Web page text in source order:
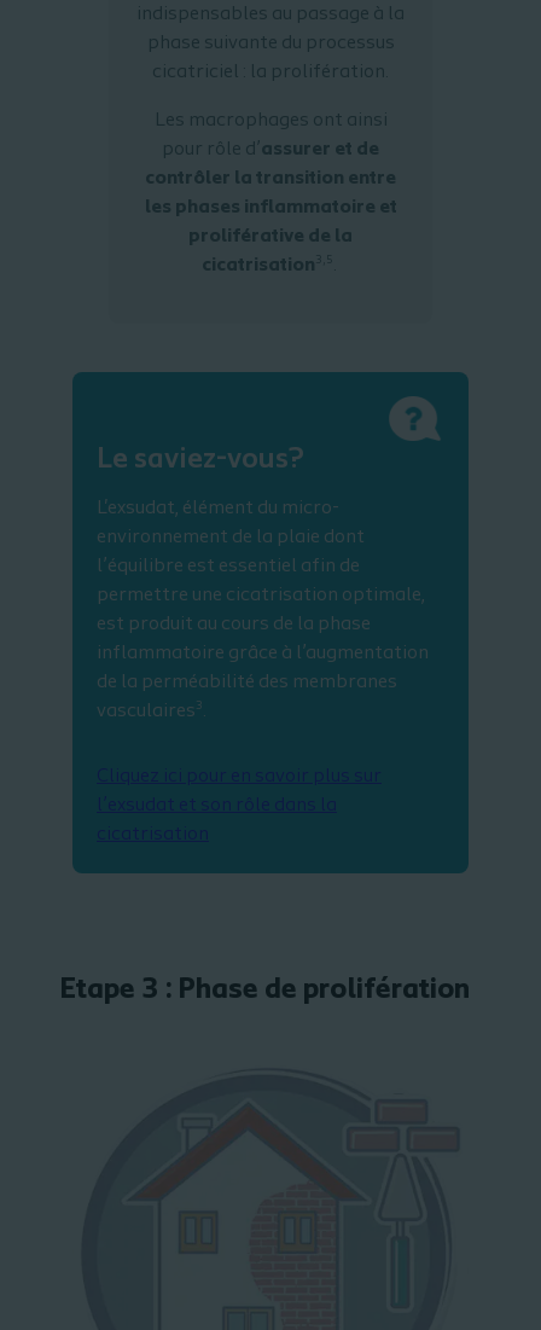
indispensables au passage à la
phase suivante du processus
cicatriciel : la prolifération.
Les macrophages ont ainsi
pour rôle d’ assurer et de
contrôler la transition entre
les phases inflammatoire et
proliférative de la
cicatrisation 3,5
Le saviez-vous?
L'exsudat, élément du micro-
environnement de la plaie dont
l’équilibre est essentiel afin de
permettre une cicatrisation optimale,
est produit au cours de la phase
inflammatoire grâce à l’augmentation
de la perméabilité des membranes
vasculaires3.
Cliquez ici pour en savoir plus sur
l’exsudat et son rôle dans la
cicatrisation
Etape 3 : Phase de prolifération